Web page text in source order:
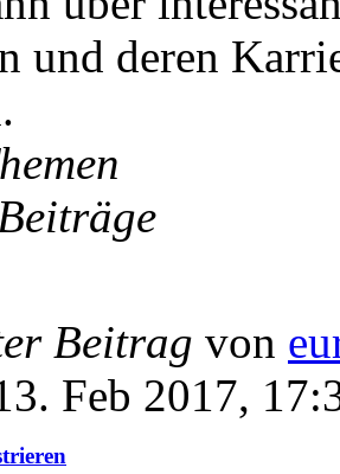
und deren
Beiträge
Beitrag von
Feb 2017,